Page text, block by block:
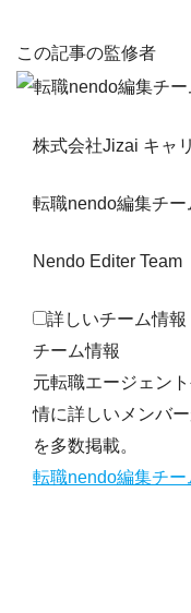
この記事の監修者
株式会社Jizai キャ
転職nendo編集チー
Nendo Editer Team
詳しいチーム情報
チーム情報
元転職エージェン
情に詳しいメンバ
を多数掲載。
転職nendo編集チ